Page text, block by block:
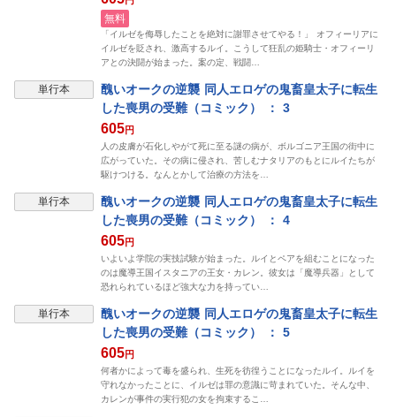
無料
「イルゼを侮辱したことを絶対に謝罪させてやる！」 オフィーリアに
イルゼを貶され、激高するルイ。こうして狂乱の姫騎士・オフィーリ
アとの決闘が始まった。案の定、戦闘…
単行本
醜いオークの逆襲 同人エロゲの鬼畜皇太子に転生
した喪男の受難（コミック） ： 3
605円
人の皮膚が石化しやがて死に至る謎の病が、ボルゴニア王国の街中に
広がっていた。その病に侵され、苦しむナタリアのもとにルイたちが
駆けつける。なんとかして治療の方法を…
単行本
醜いオークの逆襲 同人エロゲの鬼畜皇太子に転生
した喪男の受難（コミック） ： 4
605円
いよいよ学院の実技試験が始まった。ルイとペアを組むことになった
のは魔導王国イスタニアの王女・カレン。彼女は「魔導兵器」として
恐れられているほど強大な力を持ってい…
単行本
醜いオークの逆襲 同人エロゲの鬼畜皇太子に転生
した喪男の受難（コミック） ： 5
605円
何者かによって毒を盛られ、生死を彷徨うことになったルイ。ルイを
守れなかったことに、イルゼは罪の意識に苛まれていた。そんな中、
カレンが事件の実行犯の女を拘束するこ…